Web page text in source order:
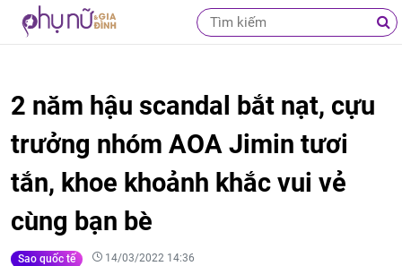
2 năm hậu scandal bắt nạt, cựu
trưởng nhóm AOA Jimin tươi
tắn, khoe khoảnh khắc vui vẻ
cùng bạn bè
Sao quốc tế 14/03/2022 14:36